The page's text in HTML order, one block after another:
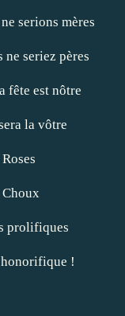
serions mères
ne seriez pères
fête est nôtre
la vôtre
prolifiques
!